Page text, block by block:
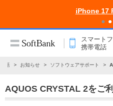
iPhone 17
スマート
携帯電話
話 お知らせ ソフトウェアサポート
AQUOS CRYSTAL 2をご